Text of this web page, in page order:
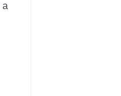
a